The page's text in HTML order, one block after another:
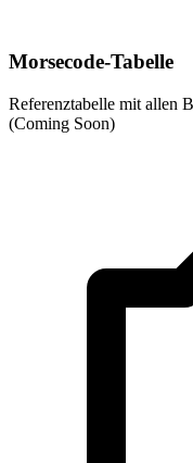
Morsecode-Tabelle
Referenztabelle mit allen
(Coming Soon)